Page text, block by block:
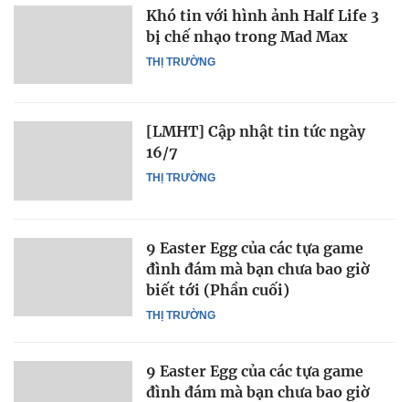
THỊ TRƯỜNG
Khó tin với hình ảnh Half Life 3
bị chế nhạo trong Mad Max
THỊ TRƯỜNG
[LMHT] Cập nhật tin tức ngày
16/7
THỊ TRƯỜNG
9 Easter Egg của các tựa game
đình đám mà bạn chưa bao giờ
biết tới (Phần cuối)
9 Easter Egg của các tựa game
đình đám mà bạn chưa bao giờ